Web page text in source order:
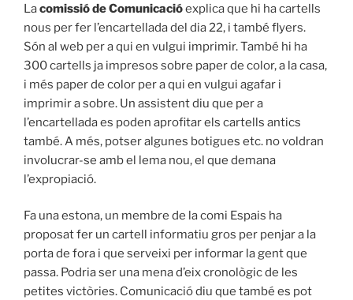
Lacomissió de Comunicacióexplica que hi ha cartells
nous per fer l’encartellada del dia 22, i també flyers.
Són al web per a qui en vulgui imprimir. També hi ha
300 cartells ja impresos sobre paper de color, a la casa,
i més paper de color per a qui en vulgui agafar i
imprimir a sobre. Un assistent diu que per a
l’encartellada es poden aprofitar els cartells antics
també. A més, potser algunes botigues etc. no voldran
involucrar-se amb el lema nou, el que demana
l’expropiació.
Fa una estona, un membre de la comi Espais ha
proposat fer un cartell informatiu gros per penjar a la
porta de fora i que serveixi per informar la gent que
passa. Podria ser una mena d’eix cronològic de les
petites victòries. Comunicació diu que també es pot